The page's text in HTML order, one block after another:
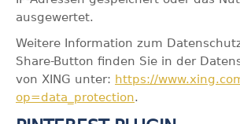
ausgewertet.
Weitere Information zum
Share-Button finden Sie in der
von XING unter: https://
op=data_protection.